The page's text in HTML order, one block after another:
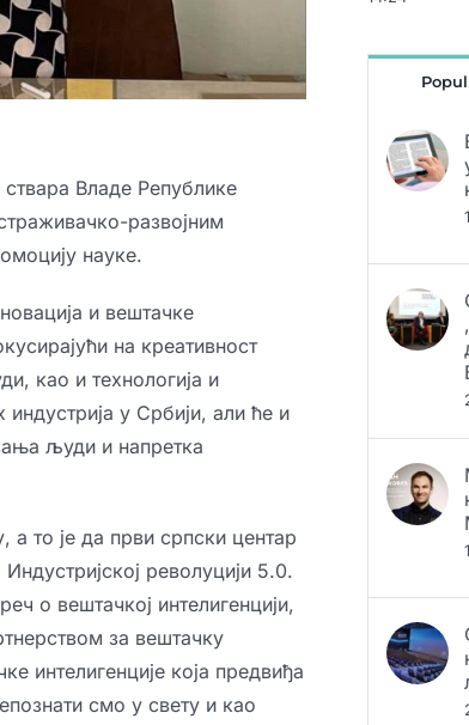
Владе Републике
развојним
науке.
и вештачке
на креативност
као и технологија и
у Србији, али ће и
људи и напретка
а то је да први српски центар
револуцији 5.0.
о вештачкој интелигенцији,
за вештачку
интелигенције која предвиђа
смо у свету и као